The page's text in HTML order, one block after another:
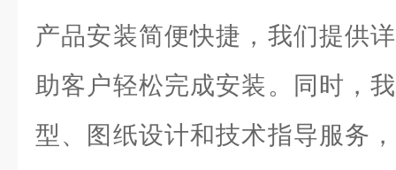
产品安装简便快捷，我们提供
助客户轻松完成安装。同时，
型、图纸设计和技术指导服务